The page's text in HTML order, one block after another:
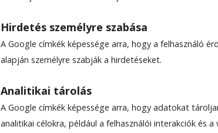
Hirdetés személyre szabása
A Google címkék képessége arra, hogy a felhasználó
alapján személyre szabják a hirdetéseket.
Analitikai tárolás
A Google címkék képessége arra, hogy adatokat
analitikai célokra, például a felhasználói interakciók és a